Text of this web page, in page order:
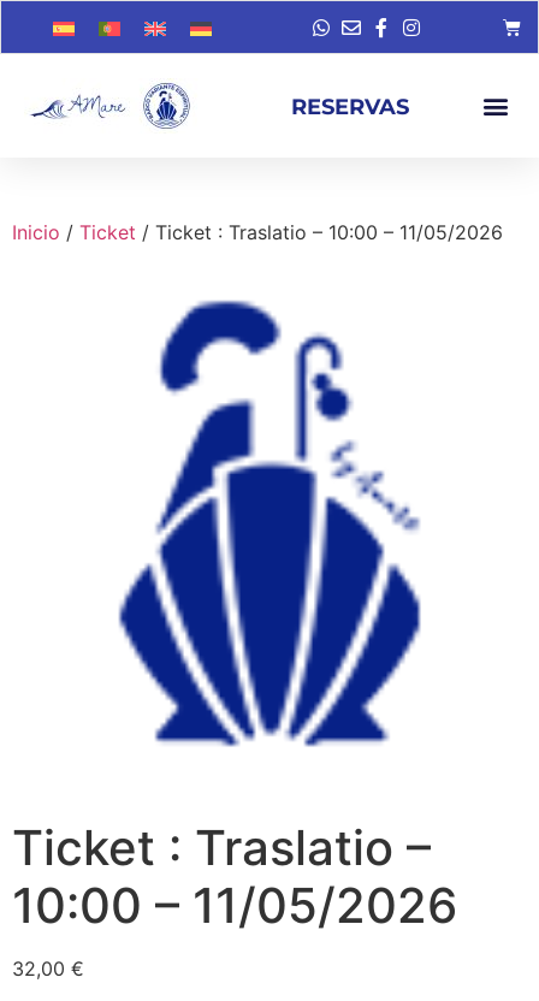
RESERVAS
Inicio / Ticket / Ticket : Traslatio – 10:00 – 11/05/2026
Ticket : Traslatio –
10:00 – 11/05/2026
32,00 €